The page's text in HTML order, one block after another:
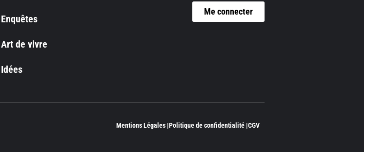
Enquêtes
Art de vivre
Idées
Me connecter
Mentions Légales |Politique de confidentialité |CGV